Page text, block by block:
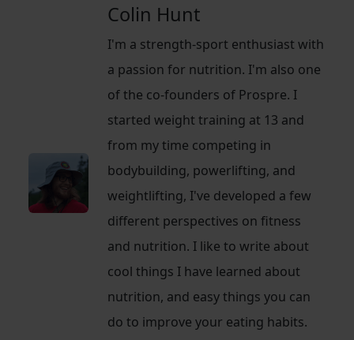
Colin Hunt
I'm a strength-sport enthusiast with
a passion for nutrition. I'm also one
of the co-founders of Prospre. I
started weight training at 13 and
from my time competing in
bodybuilding, powerlifting, and
weightlifting, I've developed a few
different perspectives on fitness
and nutrition. I like to write about
cool things I have learned about
nutrition, and easy things you can
do to improve your eating habits.